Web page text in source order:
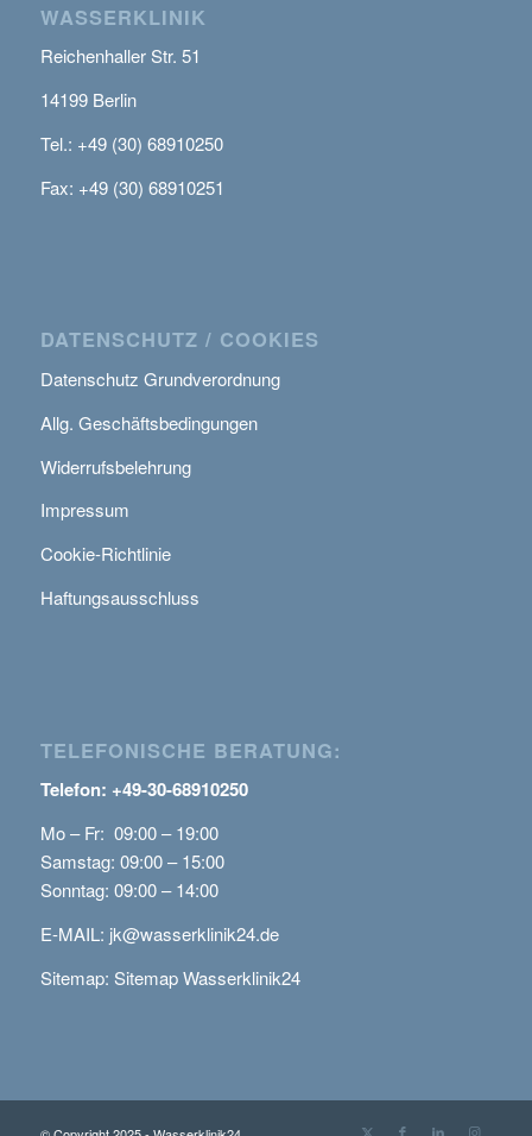
WASSERKLINIK
Reichenhaller Str. 51
14199 Berlin
Tel.: +49 (30) 68910250
Fax: +49 (30) 68910251
DATENSCHUTZ / COOKIES
Datenschutz Grundverordnung
Allg. Geschäftsbedingungen
Widerrufsbelehrung
Impressum
Cookie-Richtlinie
Haftungsausschluss
TELEFONISCHE BERATUNG:
Telefon: +49-30-68910250
Mo – Fr: 09:00 – 19:00
Samstag: 09:00 – 15:00
Sonntag: 09:00 – 14:00
E-MAIL: jk@wasserklinik24.de
Sitemap: Sitemap Wasserklinik24